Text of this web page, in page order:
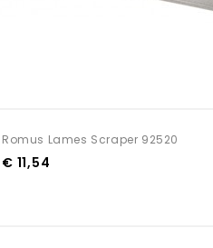
Romus Lames Scraper 92520
€ 11,54